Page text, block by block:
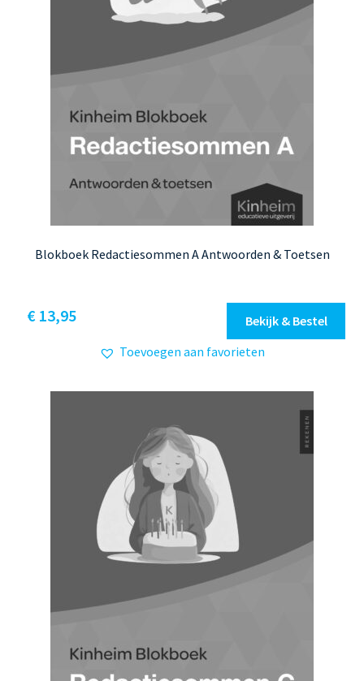
Blokboek Redactiesommen A Antwoorden & Toetsen
€13,95
Bekijk & Bestel
Toevoegen aan favorieten